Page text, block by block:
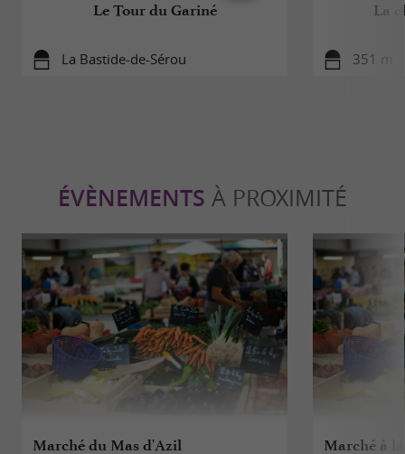
Le Tour du Gariné
La Bastide-de-Sérou
La
351 m -
ÉVÈNEMENTS À PROXIMITÉ
Marché du Mas d'Azil Marché à